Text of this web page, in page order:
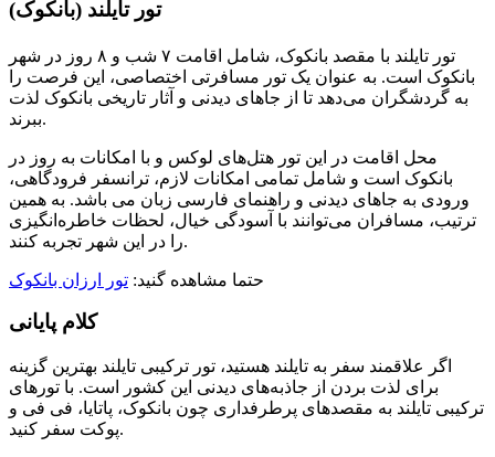
تور تایلند (بانکوک)
تور تایلند با مقصد بانکوک، شامل اقامت ۷ شب و ۸ روز در شهر
بانکوک است. به عنوان یک تور مسافرتی اختصاصی، این فرصت را
به گردشگران می‌دهد تا از جاهای دیدنی و آثار تاریخی بانکوک لذت
ببرند.
محل اقامت در این تور هتل‌های لوکس و با امکانات به روز در
بانکوک است و شامل تمامی امکانات لازم، ترانسفر فرودگاهی،
ورودی به جاهای دیدنی و راهنمای فارسی زبان می باشد. به همین
ترتیب، مسافران می‌توانند با آسودگی خیال، لحظات خاطره‌انگیزی
را در این شهر تجربه کنند.
حتما مشاهده گنید: تور ارزان بانکوک
کلام پایانی
اگر علاقمند سفر به تایلند هستید، تور ترکیبی تایلند بهترین گزینه
برای لذت بردن از جاذبه‌های دیدنی این کشور است. با تورهای
ترکیبی تایلند به مقصد‌های پرطرفداری چون بانکوک، پاتایا، فی فی و
پوکت سفر کنید.